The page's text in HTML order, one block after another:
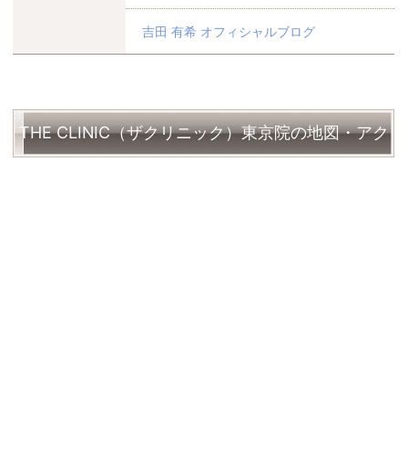
吉田 有希 オフィシャルブログ
THE CLINIC（ザクリニック）東京院の地図・アク